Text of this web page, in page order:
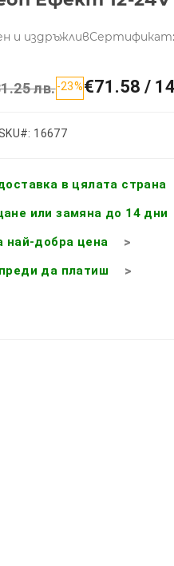
и издръжливСертификат:
лв.-23%€71.58 /
16677
в цялата страна
или замяна до 14 дни
най-добра цена
да платиш